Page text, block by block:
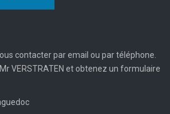
contacter par email ou par téléphone.
VERSTRATEN et obtenez un formulaire